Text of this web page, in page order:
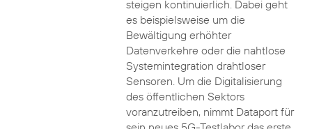
steigen kontinuierlich. Dabei geht
es beispielsweise um die
Bewältigung erhöhter
Datenverkehre oder die nahtlose
Systemintegration drahtloser
Sensoren. Um die Digitalisierung
des öffentlichen Sektors
voranzutreiben, nimmt Dataport für